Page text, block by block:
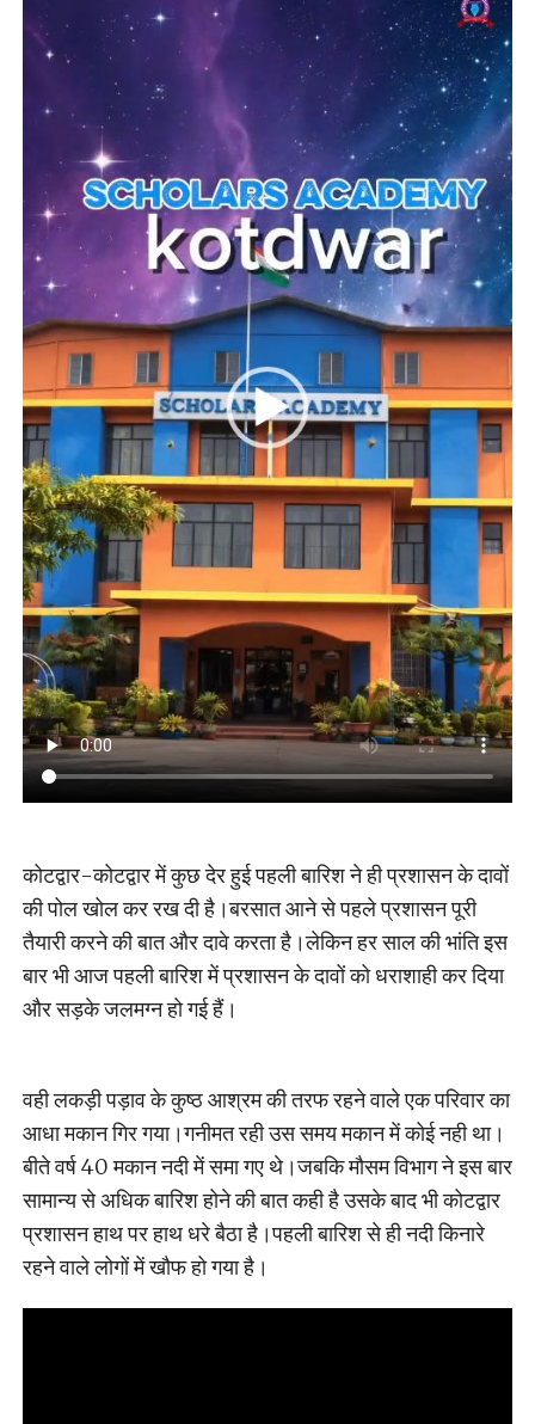
कोटद्वार-कोटद्वार में कुछ देर हुई पहली बारिश ने ही प्रशासन के दावों
की पोल खोल कर रख दी है।बरसात आने से पहले प्रशासन पूरी
तैयारी करने की बात और दावे करता है।लेकिन हर साल की भांति इस
बार भी आज पहली बारिश में प्रशासन के दावों को धराशाही कर दिया
और सड़के जलमग्न हो गई हैं।
वही लकड़ी पड़ाव के कुष्ठ आश्रम की तरफ रहने वाले एक परिवार का
आधा मकान गिर गया।गनीमत रही उस समय मकान में कोई नही था।
बीते वर्ष 40 मकान नदी में समा गए थे।जबकि मौसम विभाग ने इस बार
सामान्य से अधिक बारिश होने की बात कही है उसके बाद भी कोटद्वार
प्रशासन हाथ पर हाथ धरे बैठा है।पहली बारिश से ही नदी किनारे
रहने वाले लोगों में खौफ हो गया है।